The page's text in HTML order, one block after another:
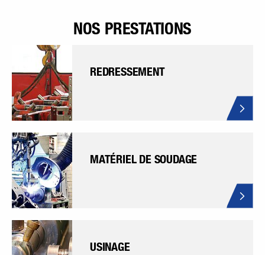
NOS PRESTATIONS
REDRESSEMENT
MATÉRIEL DE SOUDAGE
USINAGE